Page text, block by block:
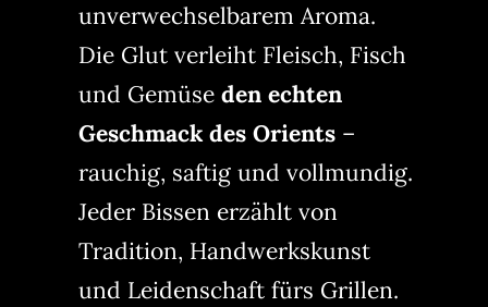
unverwechselbarem Aroma.
Die Glut verleiht Fleisch, Fisch
und Gemüse den echten
Geschmack des Orients–
rauchig, saftig und vollmundig.
Jeder Bissen erzählt von
Tradition, Handwerkskunst
und Leidenschaft fürs Grillen.